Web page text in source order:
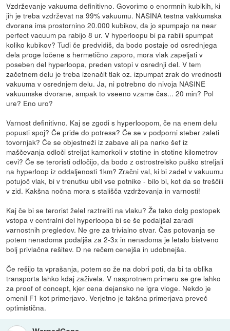
Vzdrževanje vakuuma definitivno. Govorimo o enormnih kubikih, ki
jih je treba vzdrževat na 99% vakuumu. NASINA testna vakkumska
dvorana ima prostornino 20.000 kubikov, da jo spumpajo na near
perfect vacuum pa rabijo 8 ur. V hyperloopu bi pa rabili spumpat
koliko kubikov? Tudi če predvidiš, da bodo postaje od osrednjega
dela proge ločene s hermetično zaporo, mora vlak zapeljati v
poseben del hyperloopa, preden vstopi v osrednji del. V tem
začetnem delu je treba izenačit tlak oz. izpumpat zrak do vrednosti
vakuuma v osrednjem delu. Ja, ni potrebno do nivoja NASINE
vakuumske dvorane, ampak to vseeno vzame čas... 20 min? Pol
ure? Eno uro?
Varnost definitivno. Kaj se zgodi s hyperloopom, če na enem delu
popusti spoj? Če pride do potresa? Če se v podporni steber zaleti
tovornjak? Če se objestneži iz zabave ali pa narko šef iz
maščevanja odloči streljat kamorkoli v stotine in stotine kilometrov
cevi? Če se teroristi odločijo, da bodo z ostrostrelsko puško streljali
na hyperloop iz oddaljenosti 1km? Zračni val, ki bi zadel v vakuumu
potujoč vlak, bi v trenutku ubil vse potnike - bilo bi, kot da so treščili
v zid. Kakšna nočna mora s stališča vzdrževanja in varnosti!
Kaj če bi se terorist želel raztreliti na vlaku? Že tako dolg postopek
vstopa v centralni del hyperloopa bi se še podaljšal zaradi
varnostnih pregledov. Ne gre za trivialno stvar. Čas potovanja se
potem nenadoma podaljša za 2-3x in nenadoma je letalo bistveno
bolj privlačna rešitev. D ne rečem cenejša in udobnejša.
Če rešijo ta vprašanja, potem so že na dobri poti, da bi ta oblika
transporta lahko kdaj zaživela. V nasprotnem primeru se gre lahko
za proof of concept, kjer cena dejansko ne igra vloge. Nekdo je
omenil F1 kot primerjavo. Verjetno je takšna primerjava preveč
optimistična.